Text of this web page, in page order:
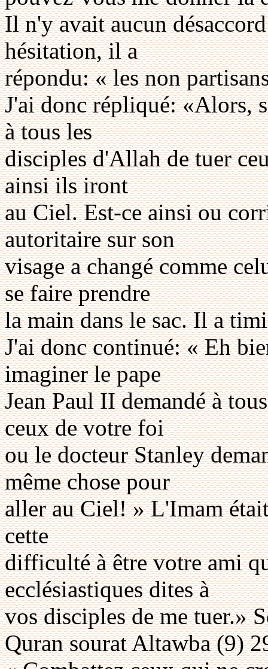
Il n'y avait aucun
hésitation, il a
répondu: « les non
J'ai donc répliqué: «Alors,
à tous les
disciples d'Allah de tuer
ainsi ils iront
au Ciel. Est-ce ainsi ou
autoritaire sur son
visage a changé comme
se faire prendre
la main dans le sac. Il a
J'ai donc continué: « Eh
imaginer le pape
Jean Paul II demandé à
ceux de votre foi
ou le docteur Stanley
même chose pour
aller au Ciel! » L'Imam
cette
difficulté à être votre ami
ecclésiastiques dites à
vos disciples de me tuer.»
Quran sourat Altawba (9)